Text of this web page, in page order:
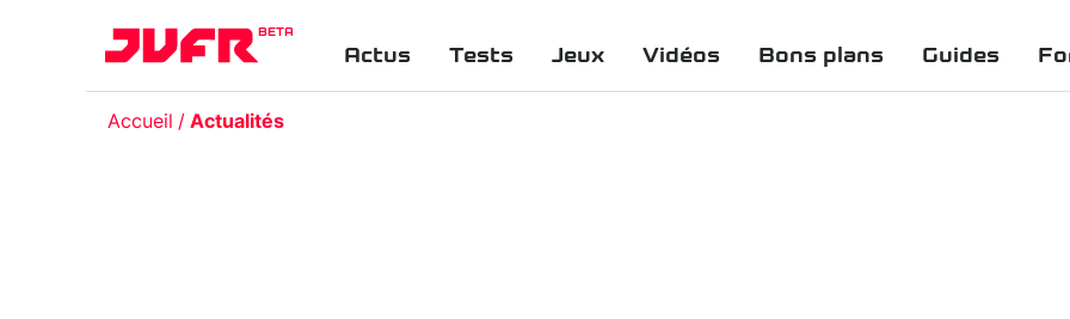
BETA
Actus Tests Jeux Vidéos Bons plans Guides
Accueil Actualités